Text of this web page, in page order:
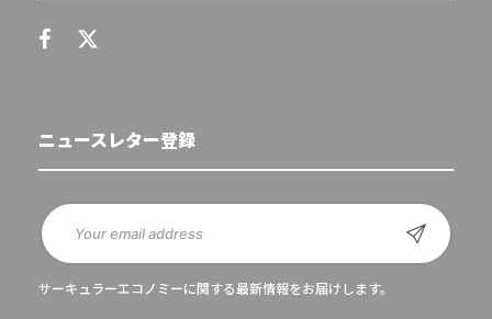
ニュースレター登録
サーキュラーエコノミーに関する最新情報をお届けします。